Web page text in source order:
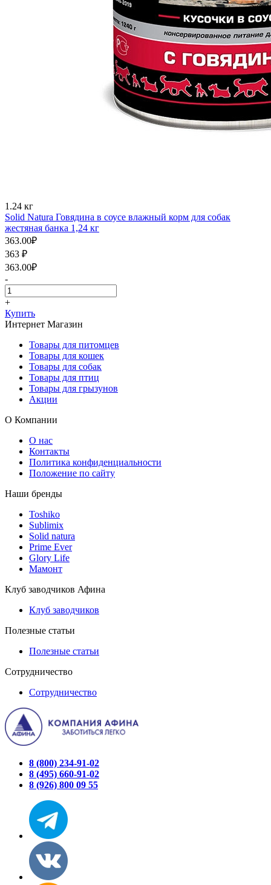
1.24 кг
Solid Natura Говядина в соусе влажный корм для собак
жестяная банка 1,24 кг
363.00₽
363 ₽
363.00₽
-
+
Купить
Интернет Магазин
Товары для питомцев
Товары для кошек
Товары для собак
Товары для птиц
Товары для грызунов
Акции
О Компании
О нас
Контакты
Политика конфиденциальности
Положение по сайту
Наши бренды
Toshiko
Sublimix
Solid natura
Prime Ever
Glory Life
Мамонт
Клуб заводчиков Афина
Клуб заводчиков
Полезные статьи
Полезные статьи
Сотрудничество
Сотрудничество
8 (800) 234-91-02
8 (495) 660-91-02
8 (926) 800 09 55